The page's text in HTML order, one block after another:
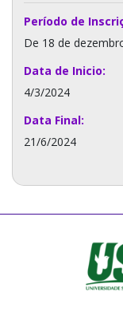
Período de
De 18 de
Data de Inicio:
4/3/2024
Data Final:
21/6/2024